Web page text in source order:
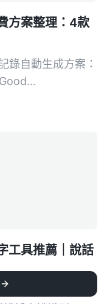
方案整理：4款
錄自動生成方案：
工具推薦｜說話
整理成文字嗎？本